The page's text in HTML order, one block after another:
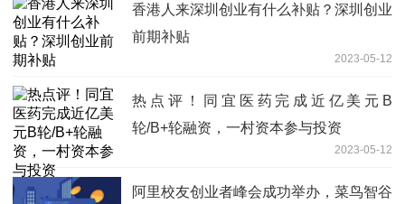
香港人来深圳创业有什么补贴？深圳创业
前期补贴
2023-05-12
热点评！同宜医药完成近亿美元B
轮/B+轮融资，一村资本参与投资
2023-05-12
阿里校友创业者峰会成功举办，菜鸟智谷